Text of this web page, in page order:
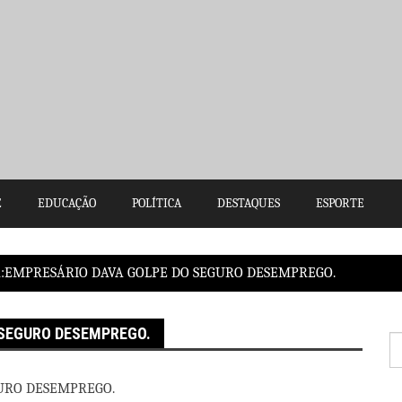
EDUCAÇÃO POLÍTICA DESTAQUES ESPORTE
DAVA GOLPE DO SEGURO DESEMPREGO.
DESEMPREGO.